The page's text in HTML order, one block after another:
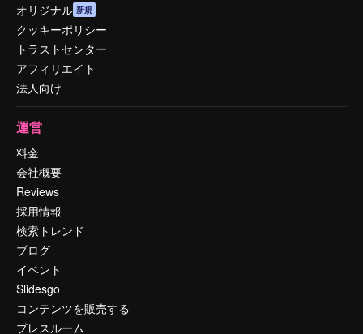
オリジナル 新規
クッキーポリシー
トラストセンター
アフィリエイト
法人向け
運営
料金
会社概要
Reviews
採用情報
検索トレンド
ブログ
イベント
Slidesgo
コンテンツを販売する
プレスルーム